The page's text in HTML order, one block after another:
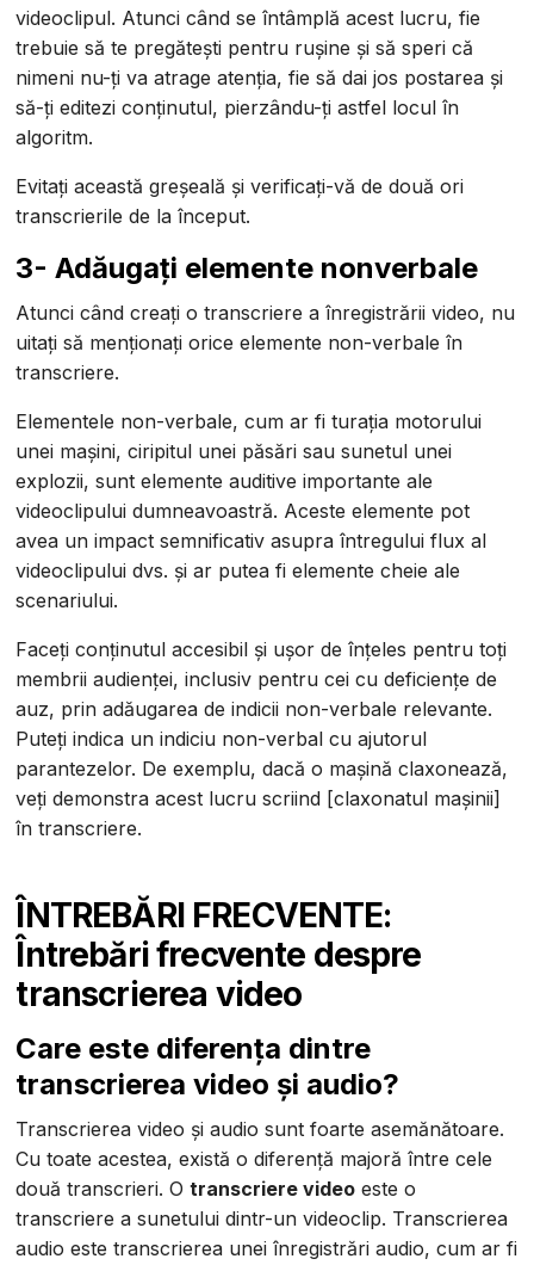
videoclipul. Atunci când se întâmplă acest lucru, fie
trebuie să te pregătești pentru rușine și să speri că
nimeni nu-ți va atrage atenția, fie să dai jos postarea și
să-ți editezi conținutul, pierzându-ți astfel locul în
algoritm.
Evitați această greșeală și verificați-vă de două ori
transcrierile de la început.
3- Adăugați elemente nonverbale
Atunci când creați o transcriere a înregistrării video, nu
uitați să menționați orice elemente non-verbale în
transcriere.
Elementele non-verbale, cum ar fi turația motorului
unei mașini, ciripitul unei păsări sau sunetul unei
explozii, sunt elemente auditive importante ale
videoclipului dumneavoastră. Aceste elemente pot
avea un impact semnificativ asupra întregului flux al
videoclipului dvs. și ar putea fi elemente cheie ale
scenariului.
Faceți conținutul accesibil și ușor de înțeles pentru toți
membrii audienței, inclusiv pentru cei cu deficiențe de
auz, prin adăugarea de indicii non-verbale relevante.
Puteți indica un indiciu non-verbal cu ajutorul
parantezelor. De exemplu, dacă o mașină claxonează,
veți demonstra acest lucru scriind [claxonatul mașinii]
în transcriere.
ÎNTREBĂRI FRECVENTE:
Întrebări frecvente despre
transcrierea video
Care este diferența dintre
transcrierea video și audio?
Transcrierea video și audio sunt foarte asemănătoare.
Cu toate acestea, există o diferență majoră între cele
două transcrieri. Otranscriere video este o
transcriere a sunetului dintr-un videoclip. Transcrierea
audio este transcrierea unei înregistrări audio, cum ar fi